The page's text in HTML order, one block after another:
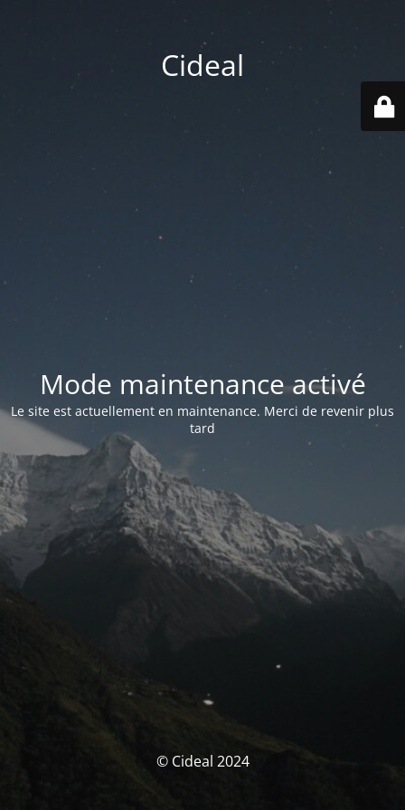
Cideal
Mode maintenance activé
Le site est actuellement en maintenance. Merci de revenir plus
tard
© Cideal 2024